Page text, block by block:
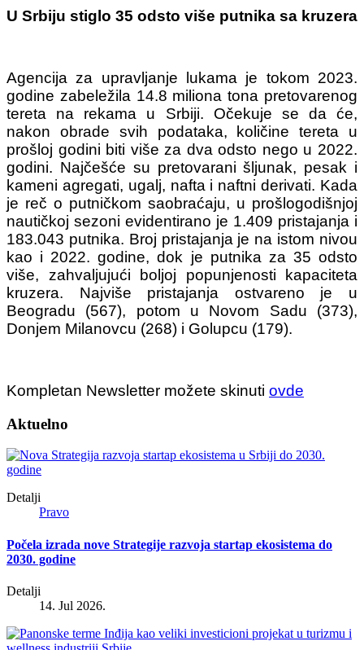
U Srbiju stiglo 35 odsto više putnika sa kruzera
Agencija za upravljanje lukama je tokom 2023.
godine zabeležila 14.8 miliona tona pretovarenog
tereta na rekama u Srbiji. Očekuje se da će,
nakon obrade svih podataka, količine tereta u
prošloj godini biti više za dva odsto nego u 2022.
godini. Najčešće su pretovarani šljunak, pesak i
kameni agregati, ugalj, nafta i naftni derivati. Kada
je reč o putničkom saobraćaju, u prošlogodišnjoj
nautičkoj sezoni evidentirano je 1.409 pristajanja i
183.043 putnika. Broj pristajanja je na istom nivou
kao i 2022. godine, dok je putnika za 35 odsto
više, zahvaljujući boljoj popunjenosti kapaciteta
kruzera. Najviše pristajanja ostvareno je u
Beogradu (567), potom u Novom Sadu (373),
Donjem Milanovcu (268) i Golupcu (179).
Kompletan Newsletter možete skinuti ovde
Aktuelno
Detalji
Pravo
Počela izrada nove Strategije razvoja startap ekosistema do
2030. godine
Detalji
14. Jul 2026.